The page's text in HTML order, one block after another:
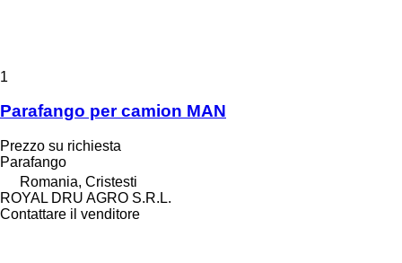
1
Parafango per camion MAN
Prezzo su richiesta
Parafango
Romania, Cristesti
ROYAL DRU AGRO S.R.L.
Contattare il venditore